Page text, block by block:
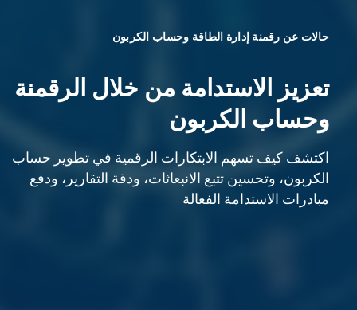
حالات عن رقمنة إدارة الطاقة وحساب الكربون
تعزيز الاستدامة من خلال الرقمنة
وحساب الكربون
اكتشف كيف تسهم الابتكارات الرقمية في تطوير حساب
الكربون، وتحسين تتبع الانبعاثات، ودقة التقارير، ودفع
مبادرات الاستدامة الفعالة